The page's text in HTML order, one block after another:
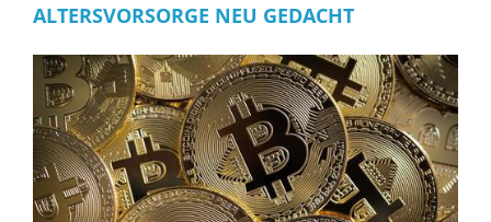
ALTERSVORSORGE NEU GEDACHT